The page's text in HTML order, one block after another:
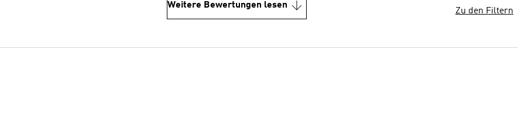
Weitere Bewertungen lesen
Zu den Filtern